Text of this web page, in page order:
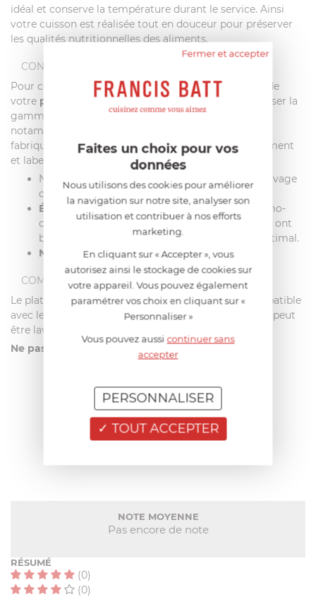
idéal et conserve la température durant le service. Ainsi
votre cuisson est réalisée tout en douceur pour préserver
les qualités nutritionnelles des aliments.
CONSEILS D'ENTRETIEN
Pour conserver l'aspect neuf de la
finition brillante
de
votre plat à four Cristel , nous vous conseillons d'utiliser la
gamme de produits d'entretien spécial inox Renox,
notamment le
fabriqués en France sont respectueux de l'environnement
et labellisés par des organismes indépendants.
Ne pas utiliser d’éponge trop abrasive lors du lavage
de votre plat à four Cristel.
Évitez les surchauffes : grâce à leur fond thermo-
diffuseur haute performance, les articles Cristel ont
besoin de peu d’énergie pour un rendement optimal.
Ne jamais utiliser d’eau de Javel.
COMPATIBILITÉ
Le plat à four en inox Multiply Cristel PFR10 est compatible
avec le
et lesplaques à induction
. Il peut
être lavé au
Ne pas utiliser ce plat au four micro-ondes.
AIDE AU CHOIX
AVIS CLIENT
NOTE MOYENNE
Pas encore de note
RÉSUMÉ
(0)
(0)
Fermer et accepter
Faites un choix pour vos
données
Nous utilisons des cookies pour améliorer
la navigation sur notre site, analyser son
utilisation et contribuer à nos efforts
marketing.
En cliquant sur « Accepter », vous
autorisez ainsi le stockage de cookies sur
votre appareil. Vous pouvez également
paramétrer vos choix en cliquant sur «
Personnaliser »
Vous pouvez aussicontinuer sans
accepter
TOUT ACCEPTER
PERSONNALISER